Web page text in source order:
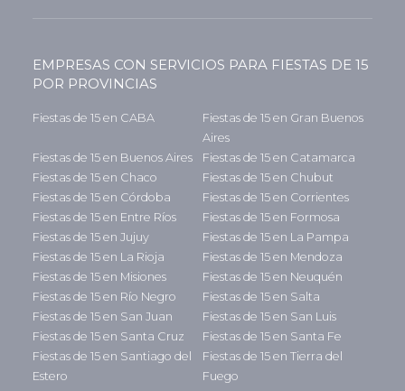
EMPRESAS CON SERVICIOS PARA FIESTAS DE 15
POR PROVINCIAS
Fiestas de 15 en CABA
Fiestas de 15 en Gran Buenos
Aires
Fiestas de 15 en Buenos Aires
Fiestas de 15 en Catamarca
Fiestas de 15 en Chaco
Fiestas de 15 en Chubut
Fiestas de 15 en Córdoba
Fiestas de 15 en Corrientes
Fiestas de 15 en Entre Ríos
Fiestas de 15 en Formosa
Fiestas de 15 en Jujuy
Fiestas de 15 en La Pampa
Fiestas de 15 en La Rioja
Fiestas de 15 en Mendoza
Fiestas de 15 en Misiones
Fiestas de 15 en Neuquén
Fiestas de 15 en Río Negro
Fiestas de 15 en Salta
Fiestas de 15 en San Juan
Fiestas de 15 en San Luis
Fiestas de 15 en Santa Cruz
Fiestas de 15 en Santa Fe
Fiestas de 15 en Santiago del
Estero
Fiestas de 15 en Tierra del
Fuego